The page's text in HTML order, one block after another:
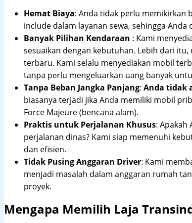
Hemat Biaya: Anda tidak perlu memikirkan
include dalam layanan sewa, sehingga
Banyak Pilihan Kendaraan : Kami
sesuaikan dengan kebutuhan. Lebih dari
terbaru. Kami selalu menyediakan mobil
tanpa perlu mengeluarkan uang banyak
Tanpa Beban Jangka Panjang: Anda tidak
biasanya terjadi jika Anda memiliki mobil
Force Majeure (bencana alam).
Praktis untuk Perjalanan Khusus:
perjalanan dinas? Kami siap memenuhi
dan efisien.
Tidak Pusing Anggaran Driver: Kami
menjadi masalah dalam anggaran rumah
proyek.
Mengapa Memilih Laja